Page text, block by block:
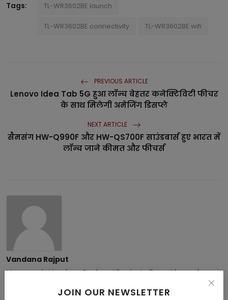
JOIN OUR NEWSLETTER
Tags: TL-WR3602BE launch
TL-WR3602BE connectivity TL-WR3602BE wifi
PREVIOUS ARTICLE
Lenovo Idea Tab 5G हुआ लॉन्च बेहतर कनेक्टिविटी फीचर
के साथ मिलेगी अमेजिंग डिसप्ले
NEXT ARTICLE
सैमसंग HW-Q990F और HW-QS700F साउंडबार्स हुए भारत में
लॉन्च जाने कीमत और फीचर्स
Vandana Rajput
My name is Vandana Raghav. I live in Jodhpur. I have done
B.Sc. , B.ed and M.Sc. I like to give information related to tech
, education , finance , Gaming and many fields . I have more